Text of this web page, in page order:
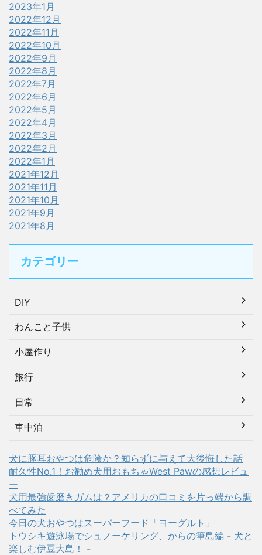
2023年1月
2022年12月
2022年11月
2022年10月
2022年9月
2022年8月
2022年7月
2022年6月
2022年5月
2022年4月
2022年3月
2022年2月
2022年1月
2021年12月
2021年11月
2021年10月
2021年9月
2021年8月
カテゴリー
DIY
わんこと子供
小屋作り
旅行
日常
車中泊
犬に豚耳おやつは危険か？知らずに与えて大後悔した話
耐久性No.1！お勧め犬用おもちゃWest Pawの感想レビュ
ー
犬用最強歯磨きガムは？アメリカの口コミを片っ端から調
べてみた
今日の犬おやつはスーパーフード「ヨーグルト」
トウシキ遊泳場でシュノーケリング、からの筆島編 - 犬と
楽しむ伊豆大島！ -